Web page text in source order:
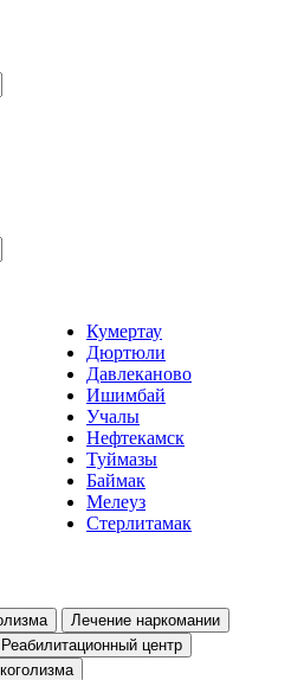
Кумертау
Дюртюли
Давлеканово
Ишимбай
Учалы
Нефтекамск
Туймазы
Баймак
Мелеуз
Стерлитамак
Лечение наркомании
Реабилитационный центр